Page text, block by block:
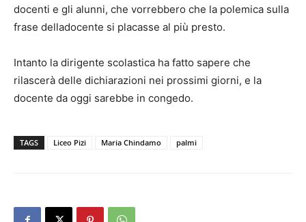
docenti e gli alunni, che vorrebbero che la polemica sulla
frase delladocente si placasse al più presto.
Intanto la dirigente scolastica ha fatto sapere che
rilascerà delle dichiarazioni nei prossimi giorni, e la
docente da oggi sarebbe in congedo.
TAGS Liceo Pizi Maria Chindamo palmi